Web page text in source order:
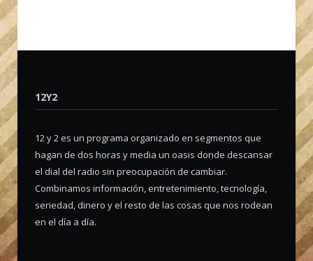
12Y2
12 y 2 es un programa organizado en segmentos que
hagan de dos horas y media un oasis donde descansar
el dial del radio sin preocupación de cambiar.
Combinamos información, entretenimiento, tecnología,
seriedad, dinero y el resto de las cosas que nos rodean
en el día a día.